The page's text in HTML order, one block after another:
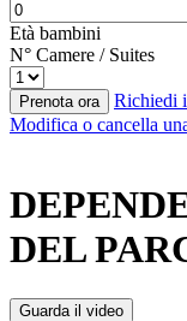
Età bambini
N° Camere / Suites
Prenota ora
Richiedi
Modifica o cancella
DEL
Guarda il video